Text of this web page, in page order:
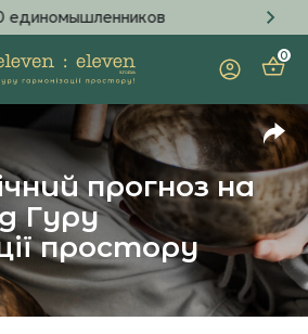
деревьев посажено
0
прогноз на
Гуру
простору